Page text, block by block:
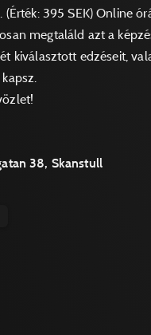
(Érték: 395 SEK) Online
megtaláld azt a
kiválasztott edzéseit,
38, Skanstull